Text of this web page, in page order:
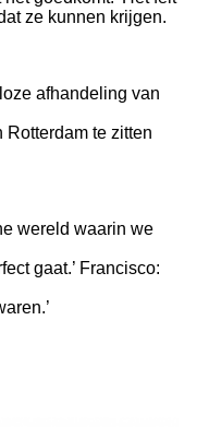
ze kunnen krijgen.
afhandeling van
te zitten
wereld waarin we
gaat.’ Francisco: